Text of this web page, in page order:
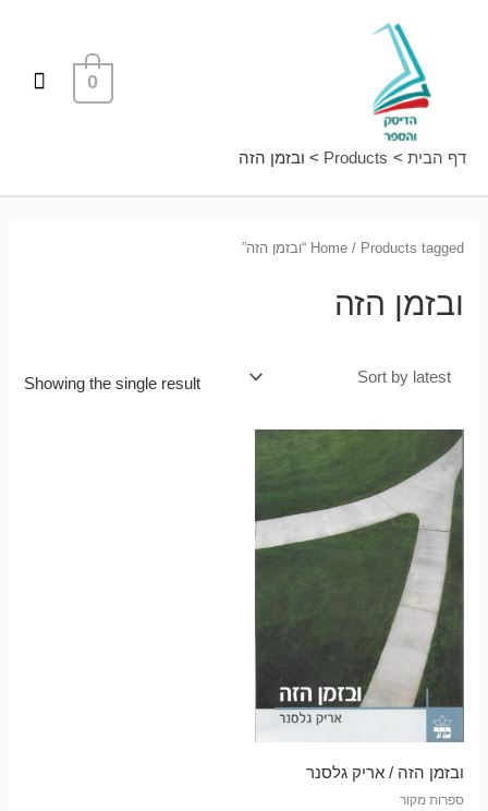
ראשי
0
דף הבית Products ובזמן הזה
Home/ Products tagged “ובזמן הזה”
ובזמן הזה
Showing the single result
ובזמן הזה / אריק גלסנר
ספרות מקור